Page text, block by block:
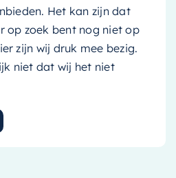
Het kan zijn dat
op zoek bent nog niet op
zijn wij druk mee bezig.
niet dat wij het niet